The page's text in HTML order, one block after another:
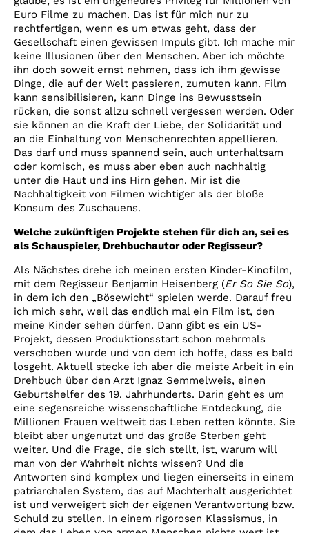
Euro Filme zu machen. Das ist für mich nur zu
rechtfertigen, wenn es um etwas geht, dass der
Gesellschaft einen gewissen Impuls gibt. Ich mache mir
keine Illusionen über den Menschen. Aber ich möchte
ihn doch soweit ernst nehmen, dass ich ihm gewisse
Dinge, die auf der Welt passieren, zumuten kann. Film
kann sensibilisieren, kann Dinge ins Bewusstsein
rücken, die sonst allzu schnell vergessen werden. Oder
sie können an die Kraft der Liebe, der Solidarität und
an die Einhaltung von Menschenrechten appellieren.
Das darf und muss spannend sein, auch unterhaltsam
oder komisch, es muss aber eben auch nachhaltig
unter die Haut und ins Hirn gehen. Mir ist die
Nachhaltigkeit von Filmen wichtiger als der bloße
Konsum des Zuschauens.
Welche zukünftigen Projekte stehen für dich an, sei es
als Schauspieler, Drehbuchautor oder Regisseur?
Als Nächstes drehe ich meinen ersten Kinder-Kinofilm,
mit dem Regisseur Benjamin Heisenberg (Er So Sie So),
in dem ich den „Bösewicht“ spielen werde. Darauf freu
ich mich sehr, weil das endlich mal ein Film ist, den
meine Kinder sehen dürfen. Dann gibt es ein US-
Projekt, dessen Produktionsstart schon mehrmals
verschoben wurde und von dem ich hoffe, dass es bald
losgeht. Aktuell stecke ich aber die meiste Arbeit in ein
Drehbuch über den Arzt Ignaz Semmelweis, einen
Geburtshelfer des 19. Jahrhunderts. Darin geht es um
eine segensreiche wissenschaftliche Entdeckung, die
Millionen Frauen weltweit das Leben retten könnte. Sie
bleibt aber ungenutzt und das große Sterben geht
weiter. Und die Frage, die sich stellt, ist, warum will
man von der Wahrheit nichts wissen? Und die
Antworten sind komplex und liegen einerseits in einem
patriarchalen System, das auf Machterhalt ausgerichtet
ist und verweigert sich der eigenen Verantwortung bzw.
Schuld zu stellen. In einem rigorosen Klassismus, in